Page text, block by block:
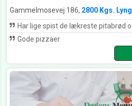
Gammelmosevej 186, 2800 Kgs.
Har lige spist de lækreste pitabrød og durum med
Gode pizzaer